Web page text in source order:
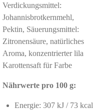
Verdickungsmittel:
Johannisbrotkernmehl,
Pektin, Säuerungsmittel:
Zitronensäure, natürliches
Aroma, konzentrierter lila
Karottensaft für Farbe
Nährwerte pro 100 g:
Energie: 307 kJ / 73 kcal